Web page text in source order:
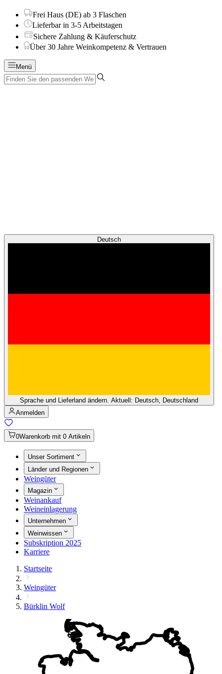
Frei Haus (DE) ab 3 Flaschen
Lieferbar in 3-5 Arbeitstagen
Sichere Zahlung & Käuferschutz
Über 30 Jahre Weinkompetenz & Vertrauen
Menü
Deutsch
Sprache und Lieferland ändern. Aktuell: Deutsch, Deutschland
Anmelden
0Warenkorb mit 0 Artikeln
Unser Sortiment
Länder und Regionen
Weingüter
Magazin
Weinankauf
Weineinlagerung
Unternehmen
Weinwissen
Subskription 2025
Karriere
Startseite
Weingüter
Bürklin Wolf